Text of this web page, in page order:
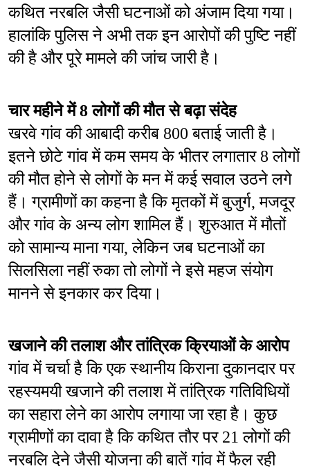
कथित नरबलि जैसी घटनाओं को अंजाम दिया गया।
हालांकि पुलिस ने अभी तक इन आरोपों की पुष्टि नहीं
की है और पूरे मामले की जांच जारी है।
चार महीने में 8 लोगों की मौत से बढ़ा संदेह
खरवे गांव की आबादी करीब 800 बताई जाती है।
इतने छोटे गांव में कम समय के भीतर लगातार 8 लोगों
की मौत होने से लोगों के मन में कई सवाल उठने लगे
हैं। ग्रामीणों का कहना है कि मृतकों में बुजुर्ग, मजदूर
और गांव के अन्य लोग शामिल हैं। शुरुआत में मौतों
को सामान्य माना गया, लेकिन जब घटनाओं का
सिलसिला नहीं रुका तो लोगों ने इसे महज संयोग
मानने से इनकार कर दिया।
खजाने की तलाश और तांत्रिक क्रियाओं के आरोप
गांव में चर्चा है कि एक स्थानीय किराना दुकानदार पर
रहस्यमयी खजाने की तलाश में तांत्रिक गतिविधियों
का सहारा लेने का आरोप लगाया जा रहा है। कुछ
ग्रामीणों का दावा है कि कथित तौर पर 21 लोगों की
नरबलि देने जैसी योजना की बातें गांव में फैल रही